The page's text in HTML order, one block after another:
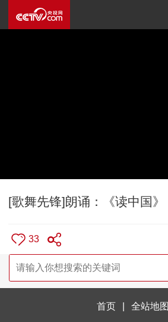
[歌舞先锋]朗诵：《读中国》
33
首页 全站地图